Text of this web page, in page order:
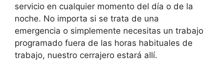
servicio en cualquier momento del día o de la
noche. No importa si se trata de una
emergencia o simplemente necesitas un trabajo
programado fuera de las horas habituales de
trabajo, nuestro cerrajero estará allí.